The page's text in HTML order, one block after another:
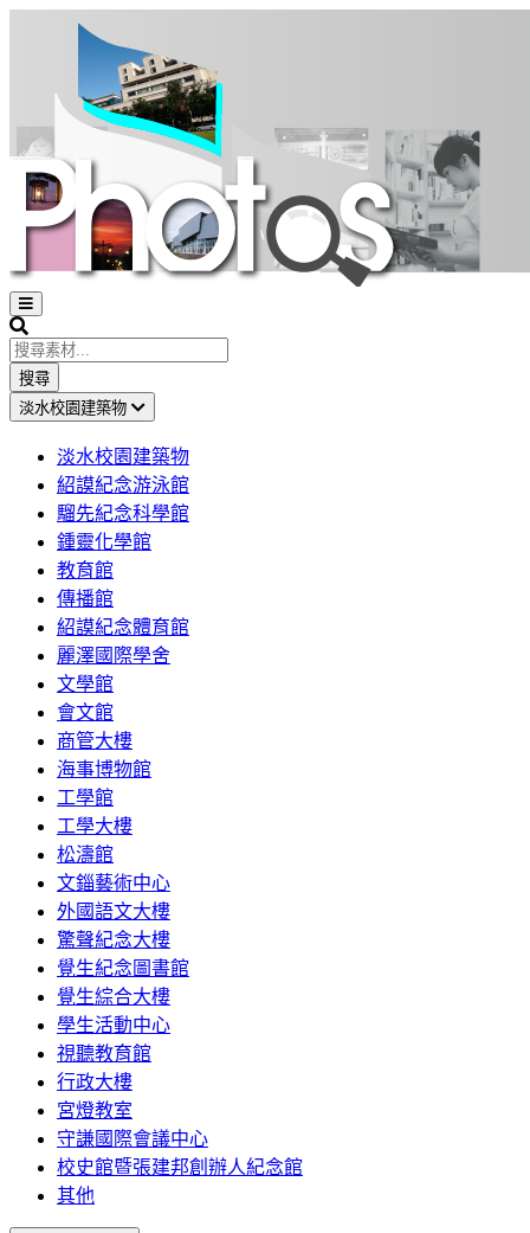
Open
sidebar
Search
搜尋
淡水校園建築物
淡水校園建築物
紹謨紀念游泳館
騮先紀念科學館
鍾靈化學館
教育館
傳播館
紹謨紀念體育館
麗澤國際學舍
文學館
會文館
商管大樓
海事博物館
工學館
工學大樓
松濤館
文錙藝術中心
外國語文大樓
驚聲紀念大樓
覺生紀念圖書館
覺生綜合大樓
學生活動中心
視聽教育館
行政大樓
宮燈教室
守謙國際會議中心
校史館暨張建邦創辦人紀念館
其他